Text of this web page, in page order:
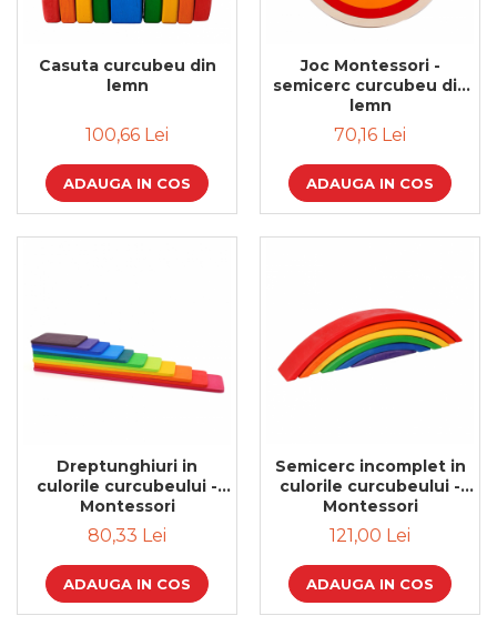
Feng Shui
Tablouri personalizate
Diplome si Plachete
Insigne
Felicitari din lemn
Aromaterapie
Papioane din lemn
Genti si portofele barbati din
piele naturala
Cadouri de Paste
Produse personalizate pentru
nunti si botezuri
Martisoare
Casuta curcubeu din
lemn
100,66 Lei
ADAUGA IN COS
Joc Montessori -
semicerc curcubeu din
lemn
70,16 Lei
ADAUGA IN COS
Dreptunghiuri in
culorile curcubeului -
Montessori
80,33 Lei
ADAUGA IN COS
Semicerc incomplet in
culorile curcubeului -
Montessori
121,00 Lei
ADAUGA IN COS